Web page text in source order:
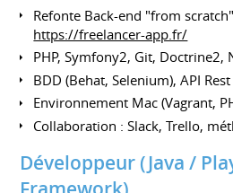
Refonte Back-end "from
https://freelancer-app.fr/
PHP, Symfony2, Git, Doctrine2,
BDD (Behat, Selenium), API Rest
Environnement Mac (Vagrant,
Collaboration : Slack, Trello,
Développeur (Java /